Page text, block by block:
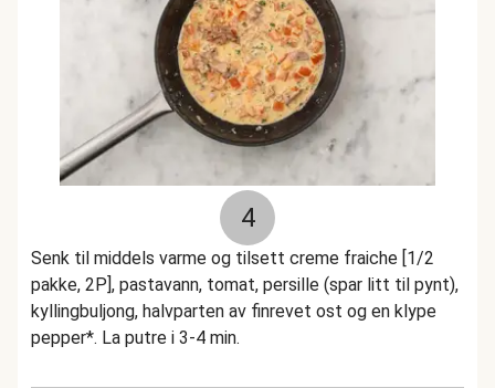
4
Senk til middels varme og tilsett creme fraiche [1/2
pakke, 2P], pastavann, tomat, persille (spar litt til pynt),
kyllingbuljong, halvparten av finrevet ost og en klype
pepper*. La putre i 3-4 min.